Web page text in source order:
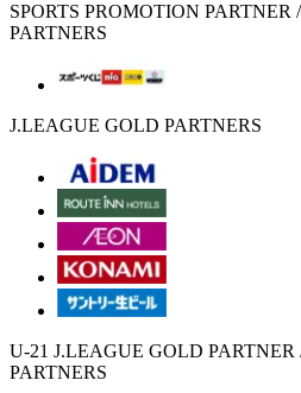
SPORTS PROMOTION PARTNER
PARTNERS
J.LEAGUE GOLD PARTNERS
U-21 J.LEAGUE GOLD PARTNER
PARTNERS